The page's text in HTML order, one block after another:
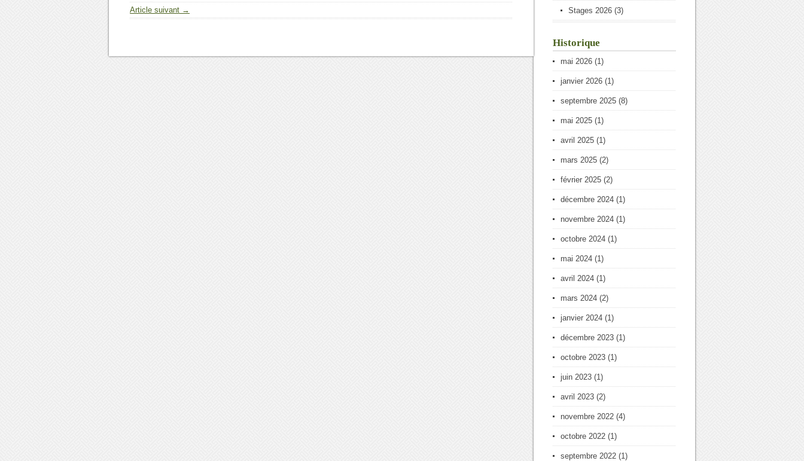
Article suivant → Stages 2026 (3)
Historique
mai 2026 (1)
janvier 2026 (1)
septembre 2025 (8)
mai 2025 (1)
avril 2025 (1)
mars 2025 (2)
février 2025 (2)
décembre 2024 (1)
novembre 2024 (1)
octobre 2024 (1)
mai 2024 (1)
avril 2024 (1)
mars 2024 (2)
janvier 2024 (1)
décembre 2023 (1)
octobre 2023 (1)
juin 2023 (1)
avril 2023 (2)
novembre 2022 (4)
octobre 2022 (1)
septembre 2022 (1)